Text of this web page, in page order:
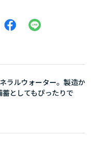
ラルウォーター。製造か
としてもぴったりで